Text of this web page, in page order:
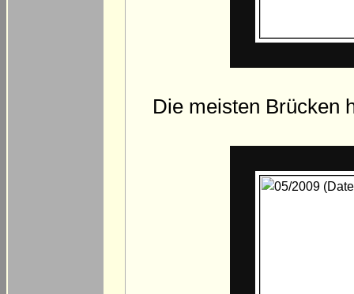
Die meisten Brücken